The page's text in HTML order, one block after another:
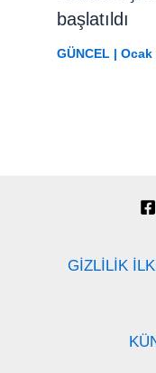
başlatıldı
GÜNCEL | Ocak
GİZLİLİK